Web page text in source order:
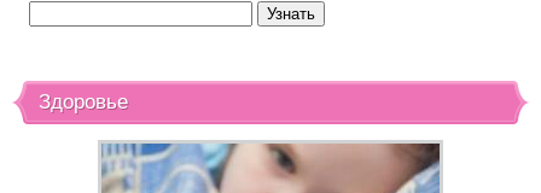
Здоровье